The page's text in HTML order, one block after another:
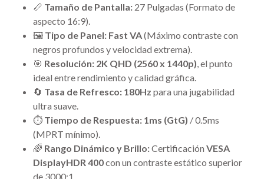
📏 Tamaño de Pantalla: 27 Pulgadas (Formato de
aspecto 16:9).
🖼️ Tipo de Panel: Fast VA(Máximo contraste con
negros profundos y velocidad extrema).
🎯 Resolución: 2K QHD (2560 x 1440p), el punto
ideal entre rendimiento y calidad gráfica.
🔄 Tasa de Refresco: 180Hz para una jugabilidad
ultra suave.
⏱️ Tiempo de Respuesta: 1ms (GtG) / 0.5ms
(MPRT mínimo).
🌈 Rango Dinámico y Brillo:Certificación VESA
DisplayHDR 400con un contraste estático superior
de 3000:1.